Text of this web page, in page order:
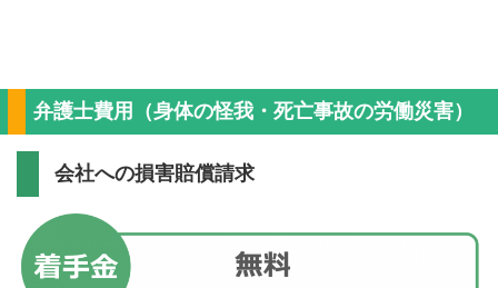
弁護士費用（身体の怪我・死亡事故の労働災害）
会社への損害賠償請求